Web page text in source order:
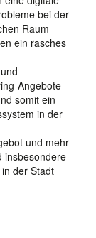
bei der
Raum
ein rasches
Angebote
somit ein
in der
und mehr
insbesondere
der Stadt